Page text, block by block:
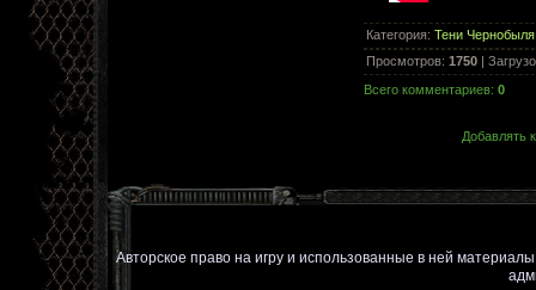
Категория: Тени Чернобыля
Просмотров: 1750 |
Всего комментариев: 0
Добавлять
Авторское право на игру и использованные в ней